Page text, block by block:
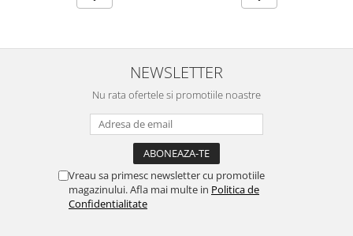
NEWSLETTER
Nu rata ofertele si promotiile noastre
Vreau sa primesc newsletter cu promotiile
magazinului. Afla mai multe in Politica de
Confidentialitate